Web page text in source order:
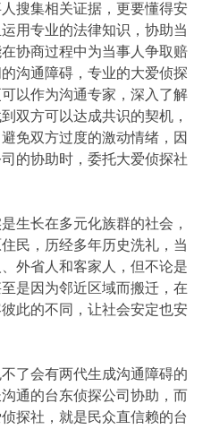
搜集相关证据，更要懂得安
用专业的法律知识，协助当
协商过程中为当事人争取赔
沟通障碍，专业的大爱侦探
以作为沟通专家，深入了解
双方可以达成共识的契机，
免双方过度的激动情绪，因
的协助时，委托大爱侦探社
生长在多元化族群的社会，
民，历经多年历史洗礼，当
外省人和客家人，但不论是
是因为邻近区域而搬迁，在
此的不同，让社会安定也安
了会有两代生成沟通障碍的
通的台东侦探公司协助，而
探社，就是民众直信赖的台